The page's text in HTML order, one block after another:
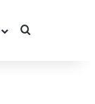
Procurar por